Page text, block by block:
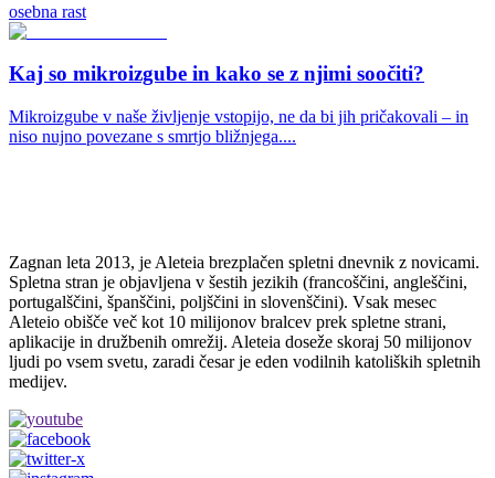
osebna rast
Kaj so mikroizgube in kako se z njimi soočiti?
Mikroizgube v naše življenje vstopijo, ne da bi jih pričakovali – in
niso nujno povezane s smrtjo bližnjega....
Zagnan leta 2013, je Aleteia brezplačen spletni dnevnik z novicami.
Spletna stran je objavljena v šestih jezikih (francoščini, angleščini,
portugalščini, španščini, poljščini in slovenščini). Vsak mesec
Aleteio obišče več kot 10 milijonov bralcev prek spletne strani,
aplikacije in družbenih omrežij. Aleteia doseže skoraj 50 milijonov
ljudi po vsem svetu, zaradi česar je eden vodilnih katoliških spletnih
medijev.